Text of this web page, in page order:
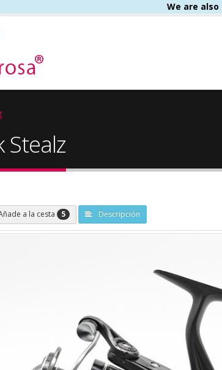
We are
Stealz
a la cesta 5 Descripción